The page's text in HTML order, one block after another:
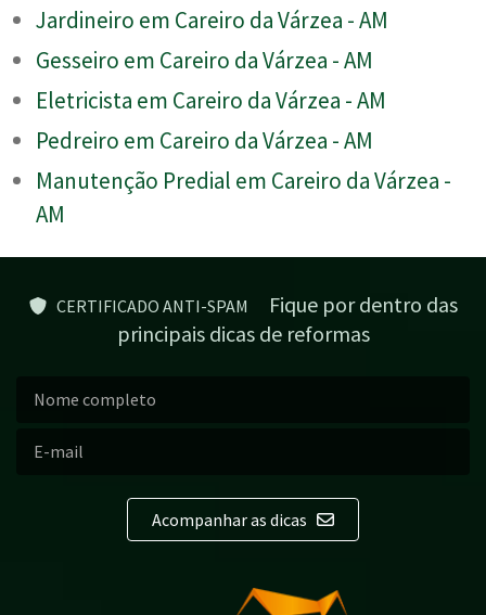
Jardineiro em Careiro da Várzea - AM
Gesseiro em Careiro da Várzea - AM
Eletricista em Careiro da Várzea - AM
Pedreiro em Careiro da Várzea - AM
Manutenção Predial em Careiro da Várzea -
AM
CERTIFICADO ANTI-SPAM
Fique por dentro das
principais dicas de reformas
Acompanhar as dicas